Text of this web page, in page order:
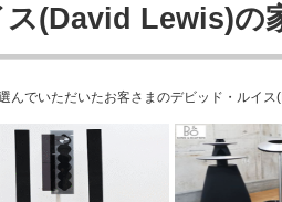
(David Lewis)の
んでいただいたお客さまのデビッド・ルイス